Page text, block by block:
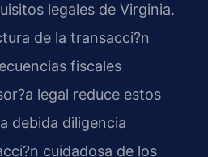
legales de Virginia.
de la transacci?n
fiscales
legal reduce estos
debida diligencia
cuidadosa de los